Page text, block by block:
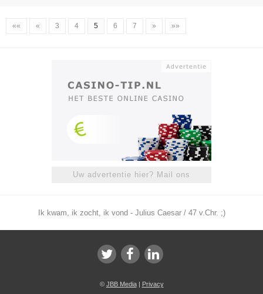
«« « 3 4 5 6 7 » »»
Uw advertentie hier? Mail ons
Ik kwam, ik zocht, ik vond - Julius Caesar / 47 v.Chr. ;)
© JBB Media| Privacy